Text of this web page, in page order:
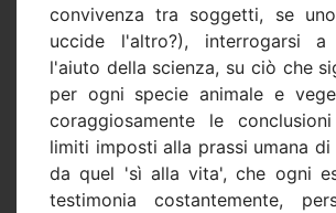
convivenza tra soggetti, se
uccide l'altro?), interrogarsi
l'aiuto della scienza, su ciò che
per ogni specie animale e
coraggiosamente le
limiti imposti alla prassi umana
da quel 'sì alla vita', che ogni
testimonia costantemente,